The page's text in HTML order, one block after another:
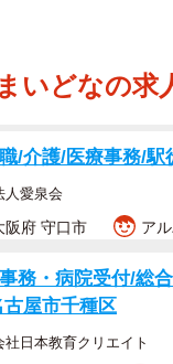
ング先の山林に段ボール
ング先でダンボール
いことをする人が
涙が出てきました。
護できてよかった。
まいどなの求
/介護/医療事務/駅
人愛泉会
阪府 守口市 ア
務・病院受付/総
古屋市千種区
社日本教育クリエイト